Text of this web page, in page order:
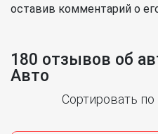
оставив комментарий о
180 отзывов об
Авто
Сортировать по